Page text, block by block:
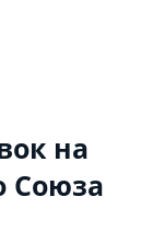
на
Cоюза